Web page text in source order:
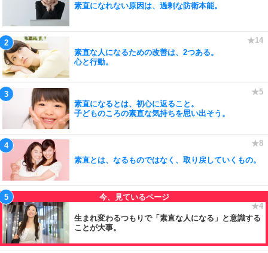
素直になれない原因は、過剰な防衛本能。
素直な人になるための改善は、2つある。
心と行動。
素直になるとは、初心に返ること。
子どものころの素直な気持ちを思い出そう。
素直とは、なるものではなく、取り戻していくもの。
生まれ変わるつもりで「素直な人になる」と意識する
ことが大事。